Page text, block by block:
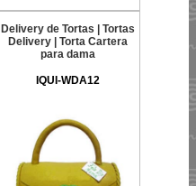
Delivery de Tortas | Tortas
Delivery | Torta Cartera
para dama
IQUI-WDA12